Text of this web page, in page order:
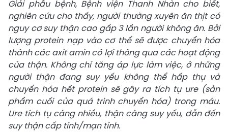
Giải phẫu bệnh, Bệnh viện Thanh Nhàn cho biết,
nghiên cứu cho thấy, người thường xuyên ăn thịt có
nguy cơ suy thận cao gấp 3 lần người không ăn. Bởi
lượng protein nạp vào cơ thể sẽ được chuyển hóa
thành các axit amin có lợi thông qua các hoạt động
của thận. Không chỉ tăng áp lực làm việc, ở những
người thận đang suy yếu không thể hấp thụ và
chuyển hóa hết protein sẽ gây ra tích tụ ure (sản
phẩm cuối của quá trình chuyển hóa) trong máu.
Ure tích tụ càng nhiều, thận càng suy yếu, dẫn đến
suy thận cấp tính/mạn tính.